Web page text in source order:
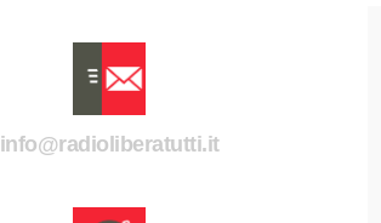
info@radioliberatutti.it